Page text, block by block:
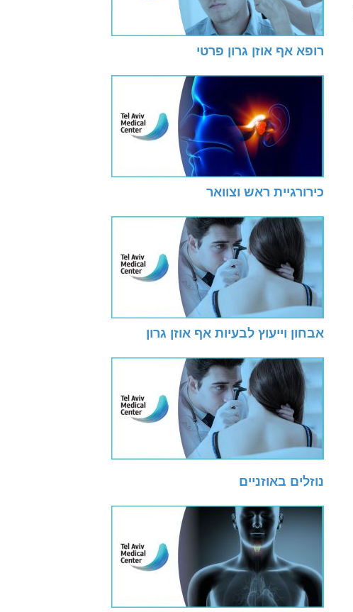
רופא אף אוזן גרון פרטי
כירורגיית ראש וצוואר
אבחון וייעוץ לבעיות אף אוזן גרון
נוזלים באוזניים